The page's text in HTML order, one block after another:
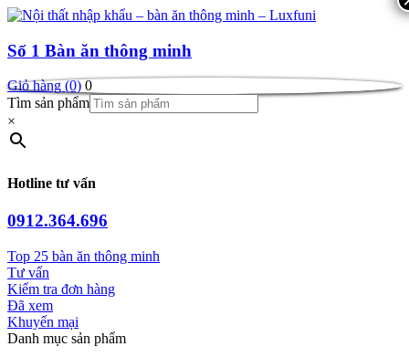
Số 1 Bàn ăn thông minh
Giỏ hàng (0) 0
Tìm sản phẩm
×
Hotline tư vấn
0912.364.696
Top 25 bàn ăn thông minh
Tư vấn
Kiểm tra đơn hàng
Đã xem
Khuyến mại
Danh mục sản phẩm